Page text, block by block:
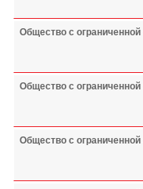
Общество с
Общество с
Общество с